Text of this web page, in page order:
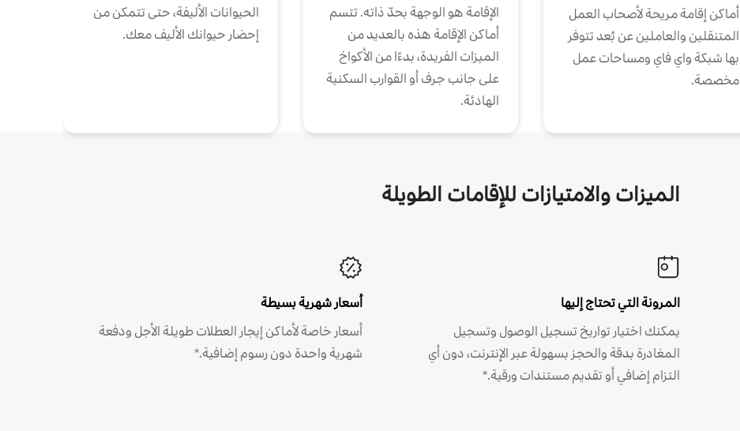
أماكن إقامة مريحة لأصحاب العمل
المتنقلين والعاملين عن بُعد تتوفر
بها شبكة واي فاي ومساحات عمل
مخصصة.
الإقامة هو الوجهة بحدّ ذاته. تتسم
أماكن الإقامة هذه بالعديد من
الميزات الفريدة، بدءًا من الأكواخ
على جانب جرف أو القوارب السكنية
الهادئة.
الحيوانات الأليفة، حتى تتمكن من
إحضار حيوانك الأليف معك.
الميزات والامتيازات للإقامات الطويلة
المرونة التي تحتاج إليها
يمكنك اختيار تواريخ تسجيل الوصول وتسجيل
المغادرة بدقة والحجز بسهولة عبر الإنترنت، دون أي
التزام إضافي أو تقديم مستندات ورقية.*
أسعار شهرية بسيطة
أسعار خاصة لأماكن إيجار العطلات طويلة الأجل ودفعة
شهرية واحدة دون رسوم إضافية.*